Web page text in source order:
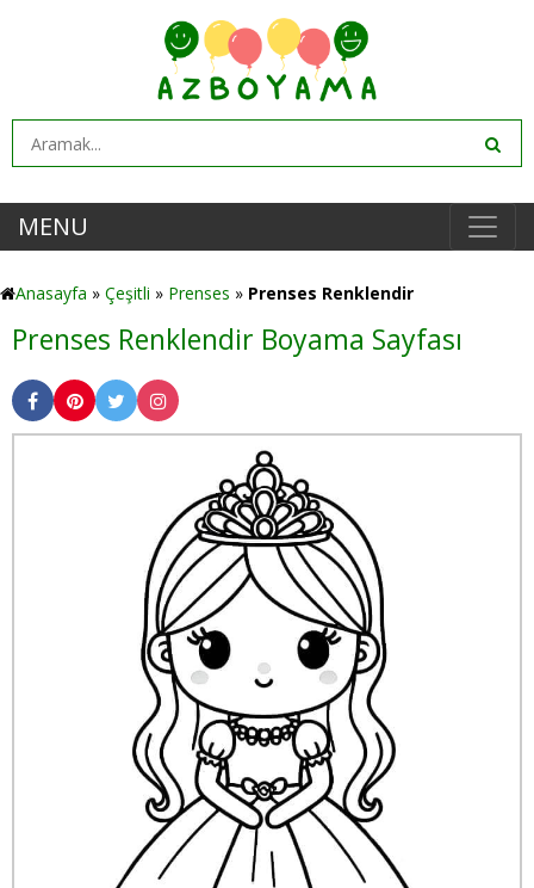
MENU
Anasayfa » Çeşitli » Prenses » Prenses Renklendir
Prenses Renklendir Boyama Sayfası